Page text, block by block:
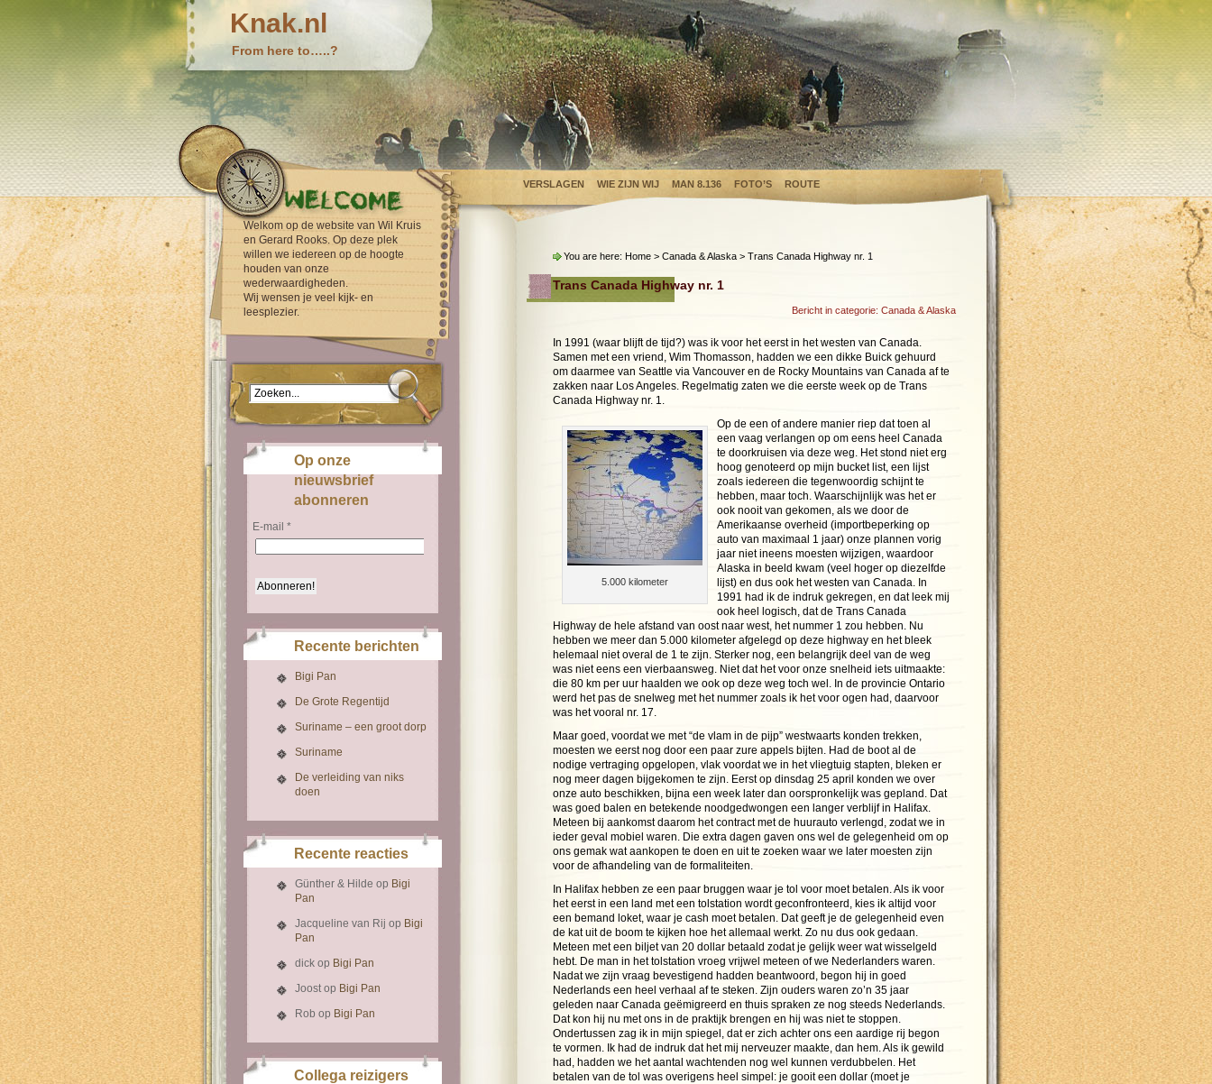
Knak.nl
From here to…..?
VERSLAGEN WIE ZIJN WIJ MAN 8.136 FOTO’S ROUTE
Welkom op de website van Wil Kruis
en Gerard Rooks. Op deze plek
willen we iedereen op de hoogte
houden van onze
wederwaardigheden.
Wij wensen je veel kijk- en
leesplezier.
Op onze
nieuwsbrief
abonneren
E-mail *
Recente berichten
Bigi Pan
De Grote Regentijd
Suriname – een groot dorp
Suriname
De verleiding van niks
doen
Recente reacties
Günther & Hilde op Bigi
Pan
Jacqueline van Rij op Bigi
Pan
dick op Bigi Pan
Joostop Bigi Pan
Rob op Bigi Pan
Collega reizigers
You are here: Home > Canada & Alaska > Trans Canada Highway nr. 1
Trans Canada Highway nr. 1
Bericht in categorie: Canada & Alaska
In 1991 (waar blijft de tijd?) was ik voor het eerst in het westen van Canada.
Samen met een vriend, Wim Thomasson, hadden we een dikke Buick gehuurd
om daarmee van Seattle via Vancouver en de Rocky Mountains van Canada af te
zakken naar Los Angeles. Regelmatig zaten we die eerste week op de Trans
Canada Highway nr. 1.
5.000 kilometer
Op de een of andere manier riep dat toen al
een vaag verlangen op om eens heel Canada
te doorkruisen via deze weg. Het stond niet erg
hoog genoteerd op mijn bucket list, een lijst
zoals iedereen die tegenwoordig schijnt te
hebben, maar toch. Waarschijnlijk was het er
ook nooit van gekomen, als we door de
Amerikaanse overheid (importbeperking op
auto van maximaal 1 jaar) onze plannen vorig
jaar niet ineens moesten wijzigen, waardoor
Alaska in beeld kwam (veel hoger op diezelfde
lijst) en dus ook het westen van Canada. In
1991 had ik de indruk gekregen, en dat leek mij
ook heel logisch, dat de Trans Canada
Highway de hele afstand van oost naar west, het nummer 1 zou hebben. Nu
hebben we meer dan 5.000 kilometer afgelegd op deze highway en het bleek
helemaal niet overal de 1 te zijn. Sterker nog, een belangrijk deel van de weg
was niet eens een vierbaansweg. Niet dat het voor onze snelheid iets uitmaakte:
die 80 km per uur haalden we ook op deze weg toch wel. In de provincie Ontario
werd het pas de snelweg met het nummer zoals ik het voor ogen had, daarvoor
was het vooral nr. 17.
Maar goed, voordat we met “de vlam in de pijp” westwaarts konden trekken,
moesten we eerst nog door een paar zure appels bijten. Had de boot al de
nodige vertraging opgelopen, vlak voordat we in het vliegtuig stapten, bleken er
nog meer dagen bijgekomen te zijn. Eerst op dinsdag 25 april konden we over
onze auto beschikken, bijna een week later dan oorspronkelijk was gepland. Dat
was goed balen en betekende noodgedwongen een langer verblijf in Halifax.
Meteen bij aankomst daarom het contract met de huurauto verlengd, zodat we in
ieder geval mobiel waren. Die extra dagen gaven ons wel de gelegenheid om op
ons gemak wat aankopen te doen en uit te zoeken waar we later moesten zijn
voor de afhandeling van de formaliteiten.
In Halifax hebben ze een paar bruggen waar je tol voor moet betalen. Als ik voor
het eerst in een land met een tolstation wordt geconfronteerd, kies ik altijd voor
een bemand loket, waar je cash moet betalen. Dat geeft je de gelegenheid even
de kat uit de boom te kijken hoe het allemaal werkt. Zo nu dus ook gedaan.
Meteen met een biljet van 20 dollar betaald zodat je gelijk weer wat wisselgeld
hebt. De man in het tolstation vroeg vrijwel meteen of we Nederlanders waren.
Nadat we zijn vraag bevestigend hadden beantwoord, begon hij in goed
Nederlands een heel verhaal af te steken. Zijn ouders waren zo’n 35 jaar
geleden naar Canada geëmigreerd en thuis spraken ze nog steeds Nederlands.
Dat kon hij nu met ons in de praktijk brengen en hij was niet te stoppen.
Ondertussen zag ik in mijn spiegel, dat er zich achter ons een aardige rij begon
te vormen. Ik had de indruk dat het mij nerveuzer maakte, dan hem. Als ik gewild
had, hadden we het aantal wachtenden nog wel kunnen verdubbelen. Het
betalen van de tol was overigens heel simpel: je gooit een dollar (moet je